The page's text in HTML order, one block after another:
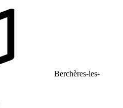
Berchères-les-